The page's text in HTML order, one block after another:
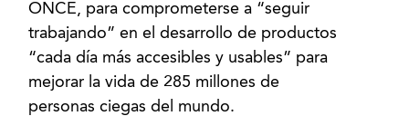
ONCE, para comprometerse a “seguir
trabajando” en el desarrollo de productos
“cada día más accesibles y usables” para
mejorar la vida de 285 millones de
personas ciegas del mundo.